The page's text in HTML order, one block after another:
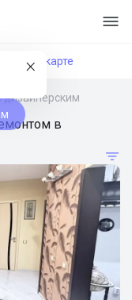
На карте
дизайнерским
в